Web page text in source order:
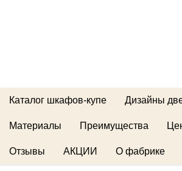
Каталог шкафов-купе Дизайны
Материалы Преимущества
Отзывы АКЦИИ О фабрике